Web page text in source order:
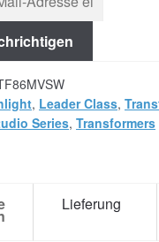
, Leader Class,
Series, Transformers
Lieferung